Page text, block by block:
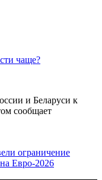
чаще?
и Беларуси к
сообщает
ограничение
Евро-2026